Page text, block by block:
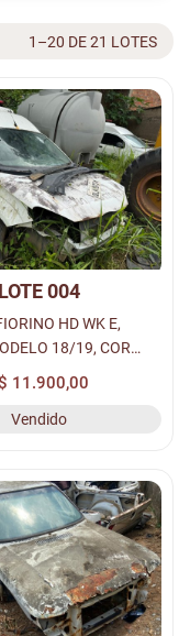
1–20 DE 21 LOTES
LOTE 004
HD WK E,
18/19, COR
ALCOOL/GASOLINA,
9774, RENAVAM:
11.900,00
Vendido